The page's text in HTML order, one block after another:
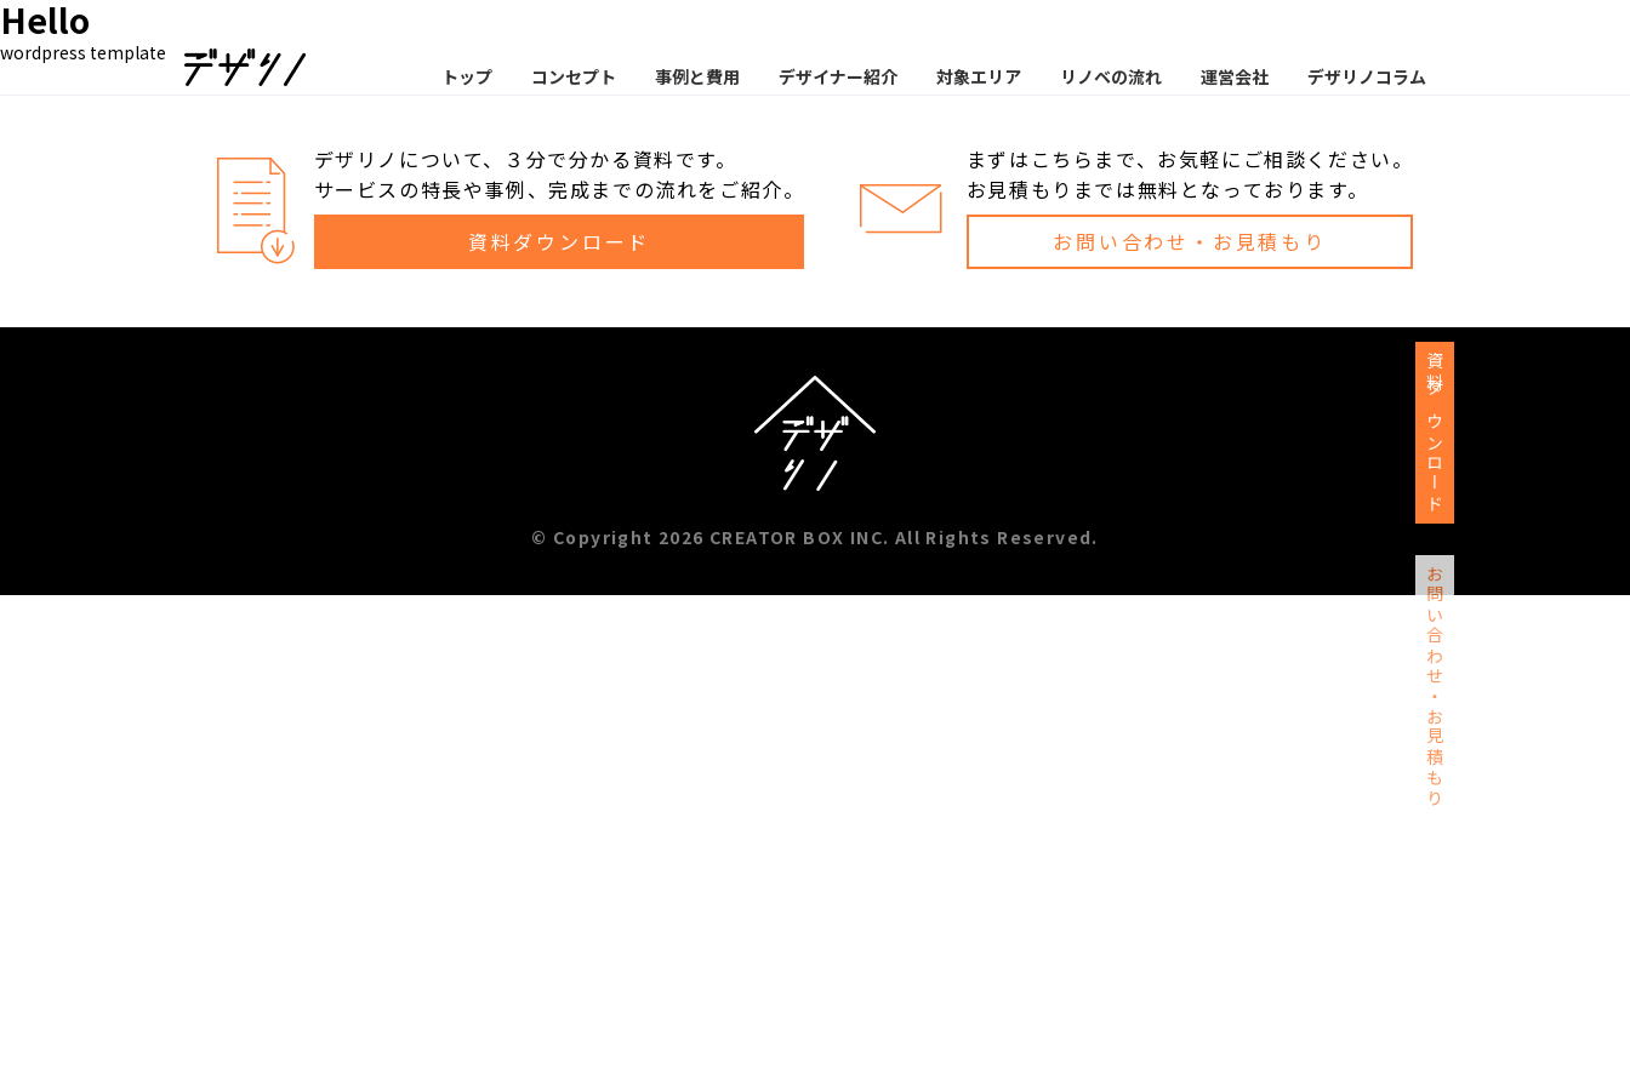
トップ コンセプト 事例と費用 デザイナー紹介 対象エリア リノベの流れ 運営会社 デザリノコラム
資料ダウンロード
お問い合わせ・お見積もり
Hello
wordpress template
デザリノについて、３分で分かる資料です。
サービスの特長や事例、完成までの流れをご紹介。
資料ダウンロード
まずはこちらまで、お気軽にご相談ください。
お見積もりまでは無料となっております。
お問い合わせ・お見積もり
© Copyright 2026 CREATOR BOX INC. All Rights Reserved.